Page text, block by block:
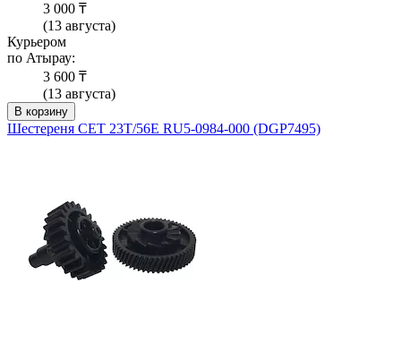
3 000 ₸
(13 августа)
Курьером
по Атырау:
3 600 ₸
(13 августа)
В корзину
Шестереня CET 23Т/56Е RU5-0984-000 (DGP7495)